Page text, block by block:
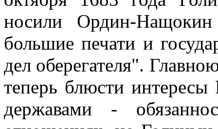
носили Ордин-
большие печати и
дел оберегателя".
теперь блюсти
державами -